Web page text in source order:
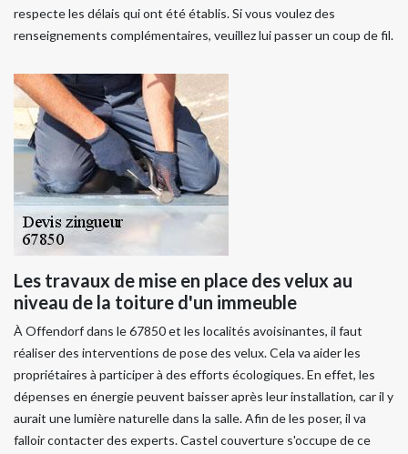
respecte les délais qui ont été établis. Si vous voulez des
renseignements complémentaires, veuillez lui passer un coup de fil.
Les travaux de mise en place des velux au
niveau de la toiture d'un immeuble
À Offendorf dans le 67850 et les localités avoisinantes, il faut
réaliser des interventions de pose des velux. Cela va aider les
propriétaires à participer à des efforts écologiques. En effet, les
dépenses en énergie peuvent baisser après leur installation, car il y
aurait une lumière naturelle dans la salle. Afin de les poser, il va
falloir contacter des experts. Castel couverture s'occupe de ce